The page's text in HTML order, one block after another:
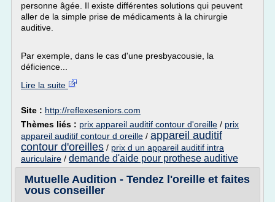
personne âgée. Il existe différentes solutions qui peuvent
aller de la simple prise de médicaments à la chirurgie
auditive.
Par exemple, dans le cas d'une presbyacousie, la
déficience...
Lire la suite
Site : http://reflexeseniors.com
Thèmes liés : prix appareil auditif contour d'oreille / prix
appareil auditif contour d oreille / appareil auditif
contour d'oreilles / prix d un appareil auditif intra
auriculaire / demande d'aide pour prothese auditive
Mutuelle Audition - Tendez l'oreille et faites
vous conseiller